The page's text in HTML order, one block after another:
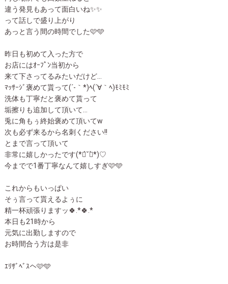
違う発見もあって面白いね✨✨
って話しで盛り上がり
あっと言う間の時間でした🩷️🩵
昨日も初めて入った方で
お店にはｵｰﾌﾟﾝ当初から
来て下さってるみたいだけど…
ﾏｯｻｰｼﾞ褒めて貰って(´-｀*)ﾍ(´∀｀ﾍ)ﾓﾐﾓﾐ
洗体も丁寧だと褒めて貰って
垢擦りも追加して頂いて…
兎に角もぅ終始褒めて頂いてw
次も必ず来るから名刺ください!!
とまで言って頂いて
非常に嬉しかったです(*ฅ́˘ฅ̀*)♡
今までで1番丁寧なんて嬉しすぎ🩷️🩵
これからもいっぱい
そぅ言って貰えるよぅに
精一杯頑張りますッ🍀.*🍀.*
本日も21時から
元気に出勤しますので
お時間合う方は是非
ｴﾘｻﾞﾍﾞｽへ🩷️🩵